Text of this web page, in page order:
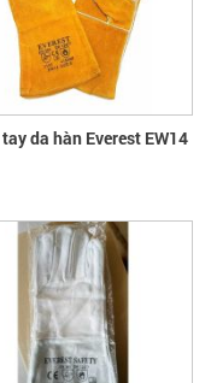
da hàn Everest EW14